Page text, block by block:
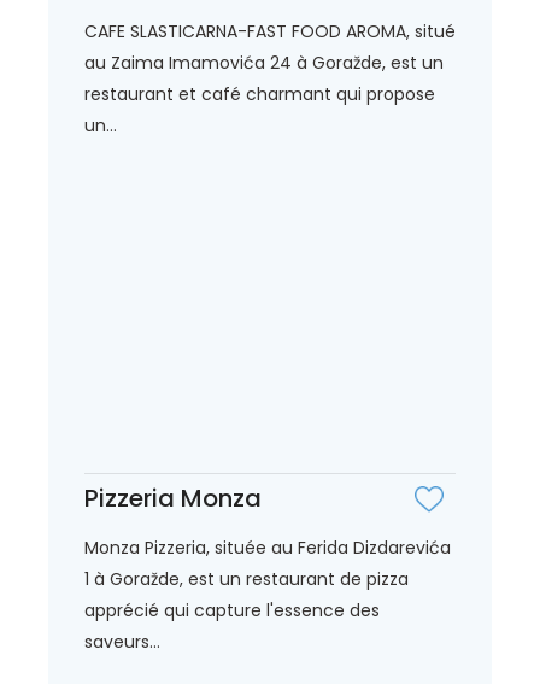
CAFE SLASTICARNA-FAST FOOD AROMA, situé
au Zaima Imamovića 24 à Goražde, est un
restaurant et café charmant qui propose
un...
Pizzeria Monza
Monza Pizzeria, située au Ferida Dizdarevića
1 à Goražde, est un restaurant de pizza
apprécié qui capture l'essence des
saveurs...